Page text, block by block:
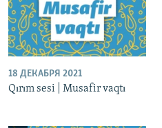
18 ДЕКАБРЯ 2021
Qırım sesi | Musafir vaqtı